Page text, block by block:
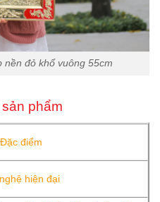
đỏ khổ vuông 55cm
phẩm
Đặc điểm
hiện đại